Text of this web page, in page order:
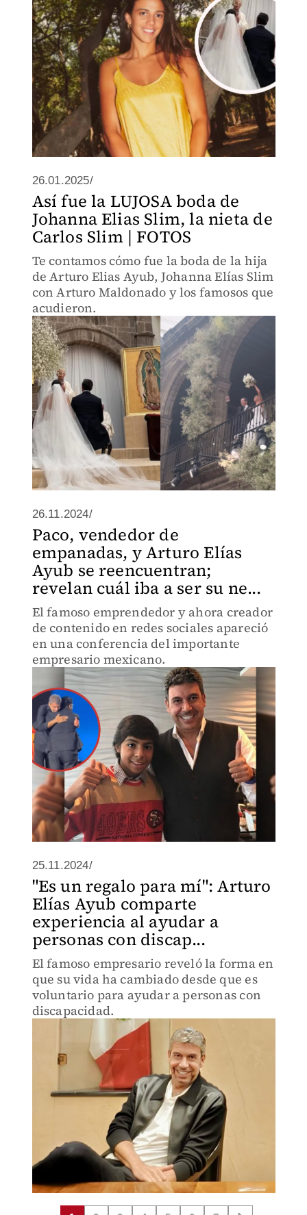
26.01.2025/
Así fue la LUJOSA boda de
Johanna Elias Slim, la nieta de
Carlos Slim | FOTOS
Te contamos cómo fue la boda de la hija
de Arturo Elias Ayub, Johanna Elías Slim
con Arturo Maldonado y los famosos que
acudieron.
26.11.2024/
Paco, vendedor de
empanadas, y Arturo Elías
Ayub se reencuentran;
revelan cuál iba a ser su ne...
El famoso emprendedor y ahora creador
de contenido en redes sociales apareció
en una conferencia del importante
empresario mexicano.
25.11.2024/
"Es un regalo para mí": Arturo
Elías Ayub comparte
experiencia al ayudar a
personas con discap...
El famoso empresario reveló la forma en
que su vida ha cambiado desde que es
voluntario para ayudar a personas con
discapacidad.